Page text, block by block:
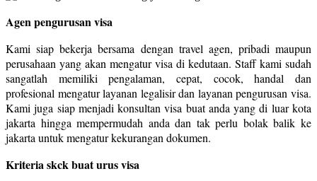
Agen pengurusan visa
Kami siap bekerja bersama dengan travel agen, pribadi maupun
perusahaan yang akan mengatur visa di kedutaan. Staff kami sudah
sangatlah memiliki pengalaman, cepat, cocok, handal dan
profesional mengatur layanan legalisir dan layanan pengurusan visa.
Kami juga siap menjadi konsultan visa buat anda yang di luar kota
jakarta hingga mempermudah anda dan tak perlu bolak balik ke
jakarta untuk mengatur kekurangan dokumen.
Kriteria skck buat urus visa